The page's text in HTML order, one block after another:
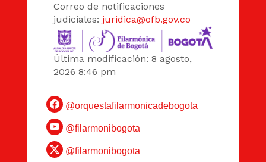
Correo de notificaciones
judiciales: juridica@ofb.gov.co
Última modificación: 8 agosto,
2026 8:46 pm
@orquestafilarmonicadebogota
@filarmonibogota
@filarmonibogota